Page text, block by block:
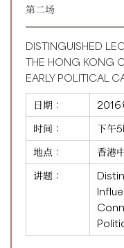
第二场
DISTINGUISHED
THE HONG KONG
EARLY POLITICAL
日期：
2016
时间：
下午
地点：
香港
讲题：